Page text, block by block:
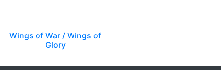
Wings of War / Wings of
Glory